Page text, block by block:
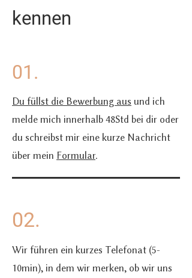
kennen
01.
Du füllst die Bewerbung aus und ich
melde mich innerhalb 48Std bei dir oder
du schreibst mir eine kurze Nachricht
über mein Formular.
02.
Wir führen ein kurzes Telefonat (5-
10min), in dem wir merken, ob wir uns